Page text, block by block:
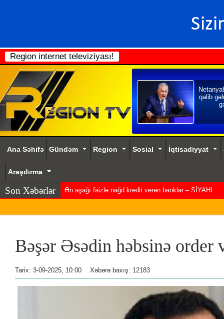
Region internet televiziyası!
qalib
Ana Səhifə Gündəm Region Sosial İqtisadiyyat
Araşdırma
Son Xəbərlər Ən aşağı faizlə nağd kredit verən banklar – SİYAHI
Bəşər Əsədin həbsinə order
Tarix: 3-09-2025, 10:00 Xəbərə baxış: 12183